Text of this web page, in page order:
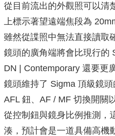
從目前流出的外觀照可以清
上標示著望遠端焦段為
雖然從諜照中無法直接讀取
鏡頭的廣角端將會比現行的
DN | Contemporary 還要更
鏡頭維持了 Sigma 頂級鏡
AFL 鈕、AF / MF 切換開關
從控制鈕與鏡身比例推測，
湊，預計會是一道具備高機